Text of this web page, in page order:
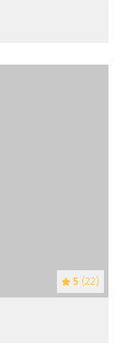
5 (22)